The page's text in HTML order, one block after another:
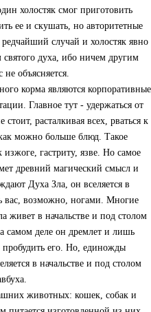
холостяк смог приготовить
ее и скушать, но авторитетные
случай и холостяк явно
святого духа, ибо ничем другим
не объясняется.
корма являются корпоративные
Главное тут - удержаться от
расталкивая всех, рваться к
можно больше блюд. Такое
гастриту, язве. Но самое
древний магический смысл и
Духа Зла, он вселяется в
вас, возможно, ногами. Многие
живет в начальстве и под столом
самом деле он дремлет и лишь
его. Но, единожды
в начальстве и под столом
животных: кошек, собак и